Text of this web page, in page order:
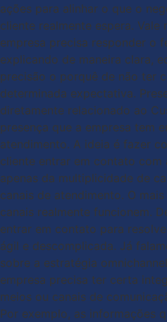
ações para alinhar o que o
cliente realmente espera. Vale
empresa precisa responder o
explicando de maneira clara,
precisão o porquê de não ter
determinada expectativa.
diretamente relacionado ao
presença que a empresa tem
atendimento. A ideia é fazer
cliente entrar em contato com
apenas da multiplicidade de
canais de atendimento. O
canais realmente funcionem.
entrar em contato para
ágil e descomplicada. Já
sobre a estratégia
empresa precisa ter certa
meios ou canais de
Por exemplo, as informações